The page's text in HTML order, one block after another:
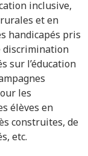
inclusive,
rurales et en
handicapés pris
discrimination
sur l’éducation
les
élèves en
construites, de
etc.